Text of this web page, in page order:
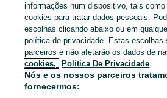
informações num dispositivo, tais
cookies para tratar dados pessoais.
escolhas clicando abaixo ou em
política de privacidade. Estas escolhas
parceiros e não afetarão os dados de
cookies,
Política De Privacidade
Nós e os nossos parceiros
fornecermos: